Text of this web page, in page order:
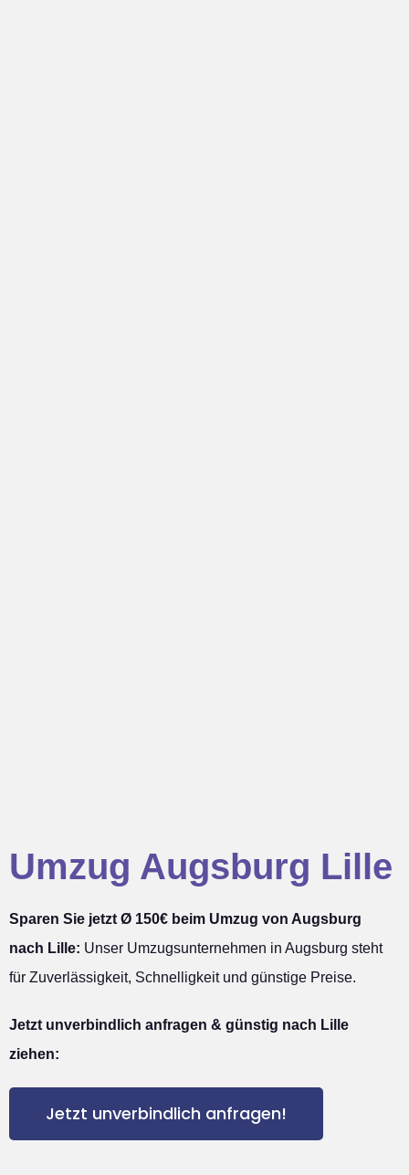
Umzug Augsburg Lille
Sparen Sie jetzt Ø 150€ beim Umzug von Augsburg
nach Lille: Unser Umzugsunternehmen in Augsburg steht
für Zuverlässigkeit, Schnelligkeit und günstige Preise.
Jetzt unverbindlich anfragen & günstig nach Lille
ziehen:
Jetzt unverbindlich anfragen!